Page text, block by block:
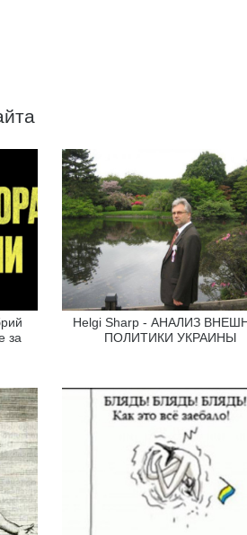
за
Helgi Sharp - АНАЛИЗ
ПОЛИТИКИ УКРАИНЫ